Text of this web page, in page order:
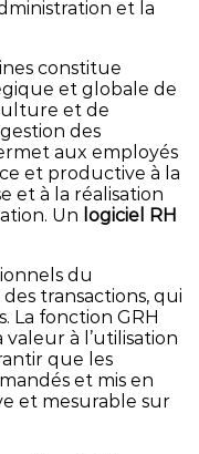
et la
constitue
et globale de
et de
des
aux employés
et productive à la
et à la réalisation
Un logiciel RH
du
transactions, qui
La fonction GRH
à l’utilisation
que les
et mis en
et mesurable sur